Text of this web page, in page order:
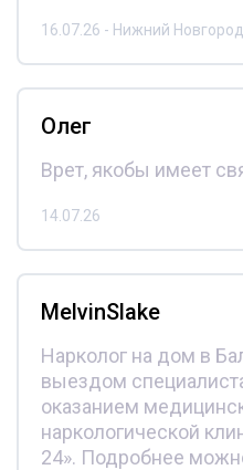
16.07.26 - Нижний Новгород
Олег
Врет, якобы имеет
14.07.26
MelvinSlake
Нарколог на дом в
выездом
оказанием
наркологической
24». Подробнее